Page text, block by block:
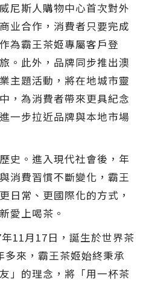
尼斯人購物中心首次對外
业合作，消費者只要完成
為霸王茶姬專屬客戶登
。此外，品牌同步推出澳
主題活動，將在地城市靈
，為消費者帶來更具紀念
一步拉近品牌與本地市場
史。進入現代社會後，年
消費習慣不斷變化，霸王
日常、更國際化的方式，
愛上喝茶。
11月17日，誕生於世界茶
來，霸王茶姬始終秉承
」的理念，將「用一杯茶